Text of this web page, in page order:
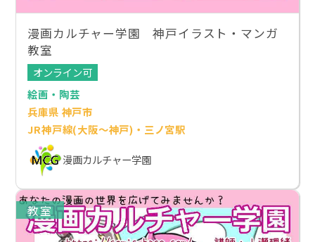
漫画カルチャー学園 神戸イラスト・マンガ
教室
オンライン可
絵画・陶芸
兵庫県 神戸市
JR神戸線(大阪～神戸)・三ノ宮駅
漫画カルチャー学園
教室